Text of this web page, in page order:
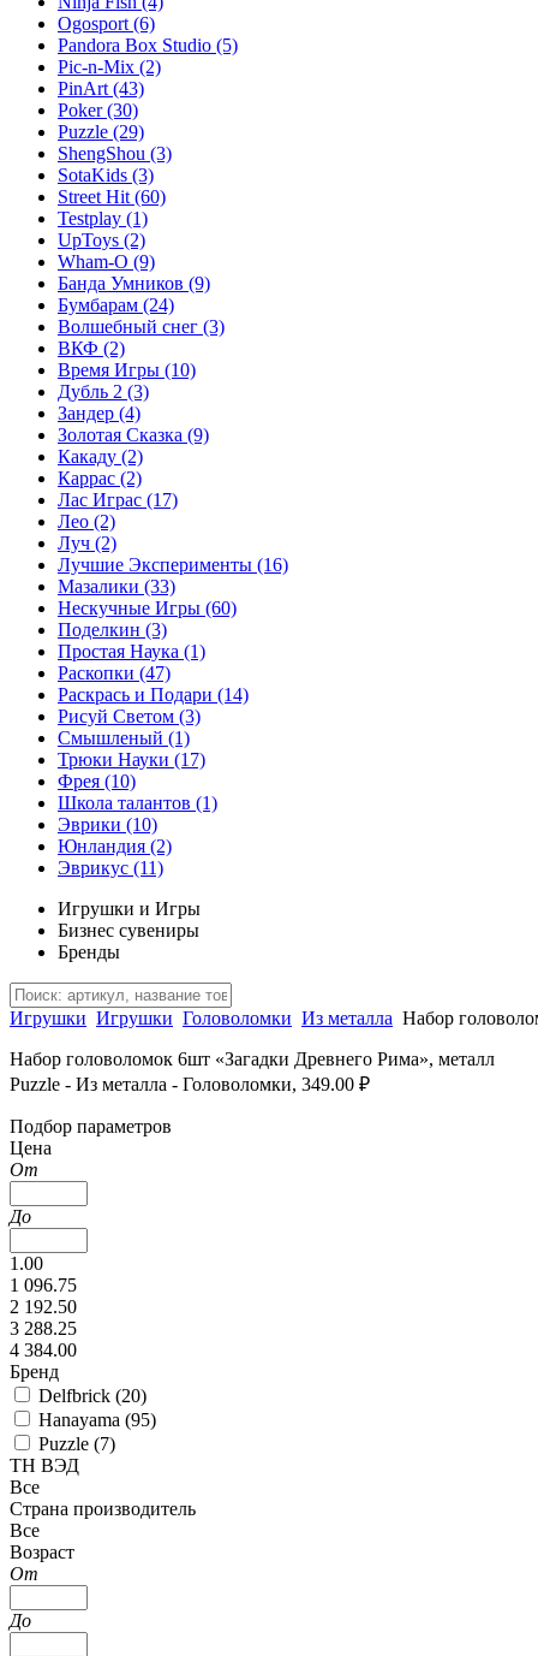
Ogosport (6)
Pandora Box Studio (5)
Pic-n-Mix (2)
PinArt (43)
Poker(30)
Puzzle (29)
ShengShou (3)
SotaKids (3)
Street Hit (60)
Testplay (1)
UpToys (2)
Wham-O (9)
Банда Умников (9)
Бумбарам (24)
Волшебный снег (3)
ВКФ (2)
Время Игры (10)
Дубль 2 (3)
Зандер (4)
Золотая Сказка (9)
Какаду (2)
Каррас (2)
Лас Играс (17)
Лео (2)
Луч (2)
Лучшие Эксперименты (16)
Мазалики (33)
Нескучные Игры (60)
Поделкин (3)
Простая Наука (1)
Раскопки (47)
Раскрась и Подари (14)
Рисуй Светом (3)
Смышленый (1)
Трюки Науки (17)
Фрея (10)
Школа талантов (1)
Эврики (10)
Юнландия (2)
Эврикус (11)
Игрушки и Игры
Бизнес сувениры
Бренды
Игрушки Игрушки Головоломки Из металла Набор
Набор головоломок 6шт «Загадки Древнего Рима», металл
Puzzle - Из металла - Головоломки, 349.00 ₽
Подбор параметров
Цена
От
До
1.00
1 096.75
2 192.50
3 288.25
4 384.00
Бренд
Delfbrick (20)
Hanayama (95)
Puzzle (7)
ТН ВЭД
Все
Страна производитель
Все
Возраст
От
До